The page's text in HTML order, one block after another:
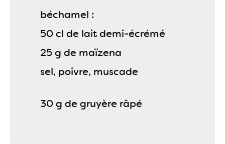
béchamel :
50 cl de lait demi-écrémé
25 g de maïzena
sel, poivre, muscade
30 g de gruyère râpé